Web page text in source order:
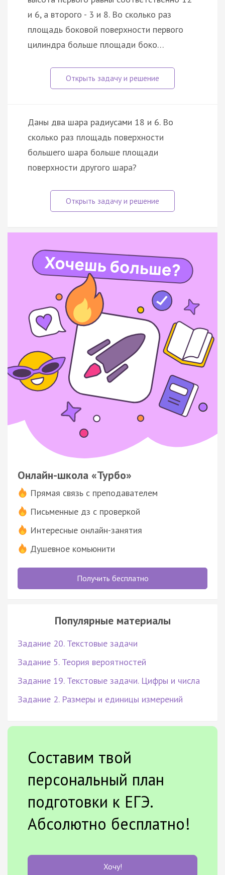
и 6, а второго - 3 и 8. Во сколько раз
площадь боковой поверхности первого
цилиндра больше площади боко…
Даны два шара радиусами 18 и 6. Во
сколько раз площадь поверхности
большего шара больше площади
поверхности другого шара?
Онлайн-школа «Турбо»
Прямая связь с преподавателем
Письменные дз с проверкой
Интересные онлайн-занятия
Душевное комьюнити
Получить бесплатно
Популярные материалы
Задание 20. Текстовые задачи
Задание 5. Теория вероятностей
Задание 19. Текстовые задачи. Цифры и числа
Задание 2. Размеры и единицы измерений
Составим твой
персональный план
подготовки к ЕГЭ.
Абсолютно бесплатно!
Хочу!